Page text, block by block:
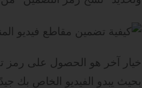
خيار آخر هو الحصول على رمز
بحيث يبدو الفيديو الخاص بك